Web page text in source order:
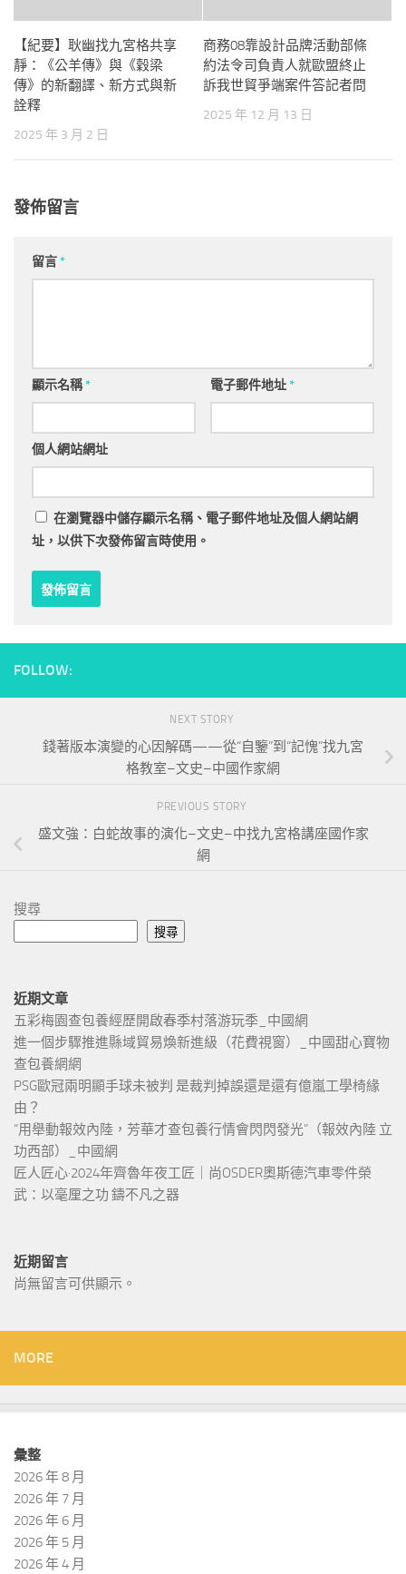
【紀要】耿幽找九宮格共享
靜：《公羊傳》與《穀梁
傳》的新翻譯、新方式與新
詮釋
2025 年 3 月 2 日
商務08靠設計品牌活動部條
約法令司負責人就歐盟終止
訴我世貿爭端案件答記者問
2025 年 12 月 13 日
發佈留言
留言*
顯示名稱* 電子郵件地址*
個人網站網址
在瀏覽器中儲存顯示名稱、電子郵件地址及個人網站網
址，以供下次發佈留言時使用。
FOLLOW:
NEXT STORY
錢著版本演變的心因解碼——從“自鑒”到“記愧”找九宮
格教室–文史–中國作家網
PREVIOUS STORY
盛文強：白蛇故事的演化–文史–中找九宮格講座國作家
網
搜尋
搜尋
近期文章
五彩梅園查包養經歷開啟春季村落游玩季_中國網
進一個步驟推進縣域貿易煥新進級（花費視窗）_中國甜心寶物
查包養網網
PSG歐冠兩明顯手球未被判 是裁判掉誤還是還有億嵐工學椅緣
由？
“用舉動報效內陸，芳華才查包養行情會閃閃發光”（報效內陸 立
功西部）_中國網
匠人匠心·2024年齊魯年夜工匠｜尚OSDER奧斯德汽車零件榮
武：以毫厘之功 鑄不凡之器
近期留言
尚無留言可供顯示。
MORE
彙整
2026 年 8 月
2026 年 7 月
2026 年 6 月
2026 年 5 月
2026 年 4 月